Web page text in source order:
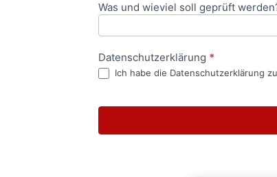
Was und wieviel soll geprüft
Datenschutzerklärung *
Ich habe die Datenschutzerklärung